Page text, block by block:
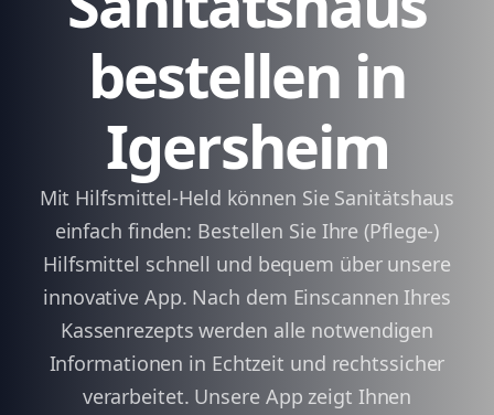
bestellen in
Igersheim
Mit Hilfsmittel-Held können Sie Sanitätshaus
einfach finden: Bestellen Sie Ihre (Pflege-)
Hilfsmittel schnell und bequem über unsere
innovative App. Nach dem Einscannen Ihres
Kassenrezepts werden alle notwendigen
Informationen in Echtzeit und rechtssicher
verarbeitet. Unsere App zeigt Ihnen